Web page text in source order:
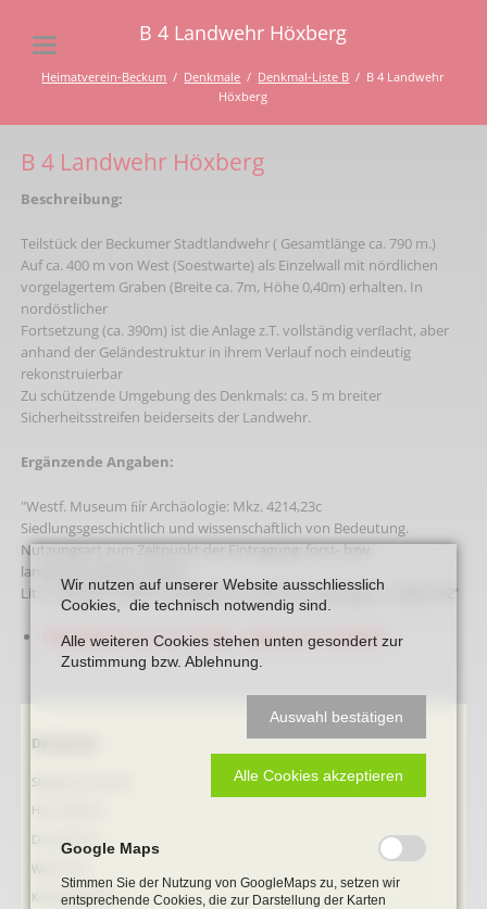
B 4 Landwehr Höxberg
Heimatverein-Beckum Denkmale Denkmal-Liste B
B 4 Landwehr
Höxberg
B 4 Landwehr Höxberg
Beschreibung:
Teilstück der Beckumer Stadtlandwehr ( Gesamtlänge ca. 790 m.)
Auf ca. 400 m von West (Soestwarte) als Einzelwall mit nördlichen
vorgelagertem Graben (Breite ca. 7m, Höhe 0,40m) erhalten. In
nordöstlicher
Fortsetzung (ca. 390m) ist die Anlage z.T. vollständig verﬂacht, aber
anhand der Geländestruktur in ihrem Verlauf noch eindeutig
rekonstruierbar
Zu schützende Umgebung des Denkmals: ca. 5 m breiter
Sicherheitsstreifen beiderseits der Landwehr.
Ergänzende Angaben:
"Westf. Museum ﬁír Archäologie: Mkz. 4214,23c
Siedlungsgeschichtlich und wissenschaftlich von Bedeutung.
Nutzungsart zum Zeitpunkt der Eintragung: forst- bzw.
landwirtschaftliche Fläche
Lit.: K. Weerth, Westf. Landwehren. Westf. Forschungen 1, 1938, 192"
Pressebericht vom 22.12.2022 - Lage an der Landwehr
Navigation
Denkmale
Stephanus-Kirche
Hist. Rathaus
Domitorium
Wehrturm
Köttings Mühle
Wir nutzen auf unserer Website ausschliesslich
Cookies, die technisch notwendig sind.
Alle weiteren Cookies stehen unten gesondert zur
Zustimmung bzw. Ablehnung.
Auswahl bestätigen
Alle Cookies akzeptieren
Google Maps
Stimmen Sie der Nutzung von GoogleMaps zu, setzen wir
entsprechende Cookies, die zur Darstellung der Karten